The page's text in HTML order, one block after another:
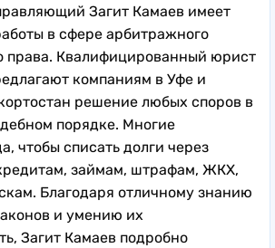
Загит Камаев имеет
в сфере арбитражного
права. Квалифицированный юрист
компаниям в Уфе и
решение любых споров в
порядке. Многие
чтобы списать долги через
займам, штрафам, ЖКХ,
Благодаря отличному знанию
и умению их
Загит Камаев подробно